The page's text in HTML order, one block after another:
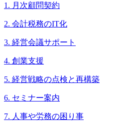
1. 月次顧問契約
2. 会計税務のIT化
3. 経営会議サポート
4. 創業支援
5. 経営戦略の点検と再構築
6. セミナー案内
7. 人事や労務の困り事